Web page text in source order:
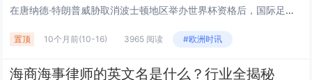
在唐纳德·特朗普威胁取消波士顿地区举办世界杯资格后，国际足联向天空新闻台表示，美国政府有权决定举办世界杯的城市是否安全。美国总统此前声称加州可能被剥夺明年国际足联赛事和 2028 年洛杉矶奥运会的比赛资格，此后，他在白宫加大了对民主党执政城...
置顶 10个月前(10-16) 3965 阅读 #欧洲时讯
海商海事律师的英文名是什么？行业全揭秘